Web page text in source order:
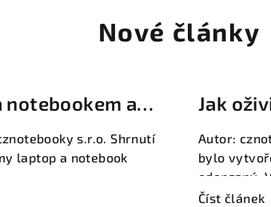
Nové články
notebookem a
s.r.o. Shrnutí
laptop a notebook
Jak
Autor:
bylo
odepsaný.
Číst článek